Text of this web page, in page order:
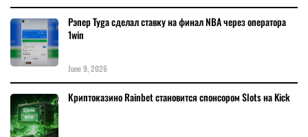
Рэпер Tyga сделал ставку на финал NBA через оператора
1win
June 9, 2026
Криптоказино Rainbet становится спонсором Slots на Kick